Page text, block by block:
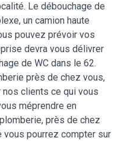
Le débouchage de
un camion haute
pouvez prévoir vos
devra vous délivrer
de WC dans le 62.
près de chez vous,
clients ce qui vous
méprendre en
près de chez
vous pourrez compter sur